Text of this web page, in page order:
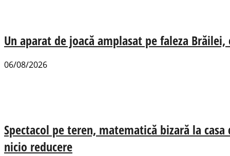
Un aparat de joacă amplasat pe faleza
06/08/2026
Spectacol pe teren, matematică bizară la
nicio reducere